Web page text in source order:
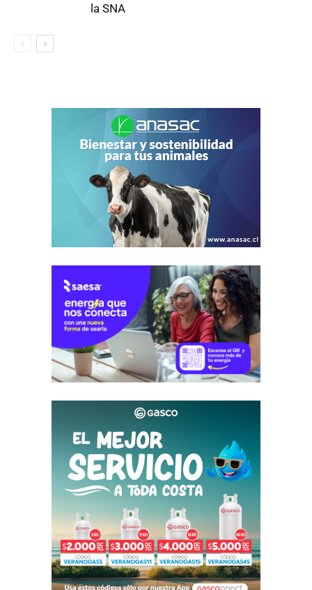
la SNA